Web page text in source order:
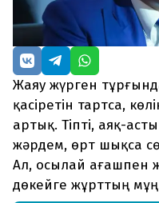
Жаяу жүрген
қасіретін тартса,
артық. Тіпті, аяқ-
жәрдем, өрт шықса
Ал, осылай ағашпен
дөкейге жұрттың